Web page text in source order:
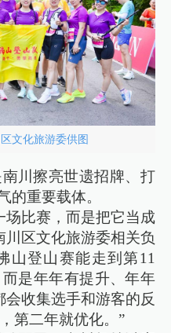
文化旅游委供图
川擦亮世遗招牌、打
的重要载体。
场比赛，而是把它当成
区文化旅游委相关负
山登山赛能走到第11
是年年有提升、年年
收集选手和游客的反
第二年就优化。”